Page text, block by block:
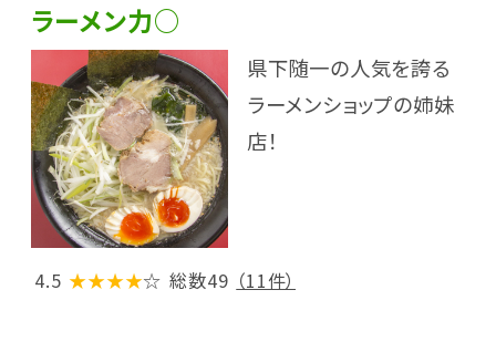
ラーメン力○
県下随一の人気を誇る
ラーメンショップの姉妹
店！
4.5 ★★★★☆ 総数49 （11件）